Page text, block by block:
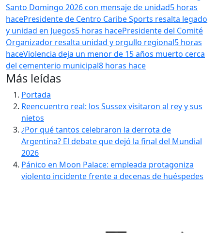
Santo Domingo 2026 con mensaje de unidad5 horas
hacePresidente de Centro Caribe Sports resalta legado
y unidad en Juegos5 horas hacePresidente del Comité
Organizador resalta unidad y orgullo regional5 horas
haceViolencia deja un menor de 15 años muerto cerca
del cementerio municipal8 horas hace
Más leídas
Portada
Reencuentro real: los Sussex visitaron al rey y sus
nietos
¿Por qué tantos celebraron la derrota de
Argentina? El debate que dejó la final del Mundial
2026
Pánico en Moon Palace: empleada protagoniza
violento incidente frente a decenas de huéspedes